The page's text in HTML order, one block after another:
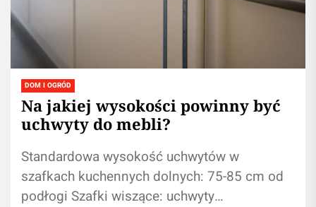
DOM I OGRÓD
Na jakiej wysokości powinny być
uchwyty do mebli?
Standardowa wysokość uchwytów w
szafkach kuchennych dolnych: 75-85 cm od
podłogi Szafki wiszące: uchwyty